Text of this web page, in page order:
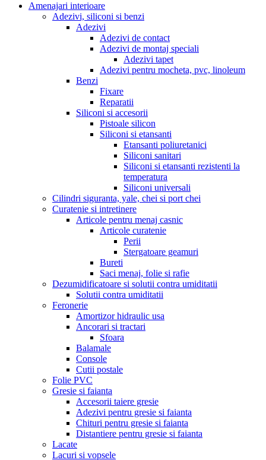
Amenajari interioare
Adezivi, siliconi si benzi
Adezivi
Adezivi de contact
Adezivi de montaj speciali
Adezivi tapet
Adezivi pentru mocheta, pvc, linoleum
Benzi
Fixare
Reparatii
Siliconi si accesorii
Pistoale silicon
Siliconi si etansanti
Etansanti poliuretanici
Siliconi sanitari
Siliconi si etansanti rezistenti la
temperatura
Siliconi universali
Cilindri siguranta, yale, chei si port chei
Curatenie si intretinere
Articole pentru menaj casnic
Articole curatenie
Perii
Stergatoare geamuri
Bureti
Saci menaj, folie si rafie
Dezumidificatoare si solutii contra umiditatii
Solutii contra umiditatii
Feronerie
Amortizor hidraulic usa
Ancorari si tractari
Sfoara
Balamale
Console
Cutii postale
Folie PVC
Gresie si faianta
Accesorii taiere gresie
Adezivi pentru gresie si faianta
Chituri pentru gresie si faianta
Distantiere pentru gresie si faianta
Lacate
Lacuri si vopsele